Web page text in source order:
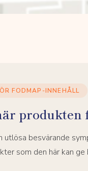
FODMAP-INNEHÅLL
produkten
utlösa besvärande
som den här kan